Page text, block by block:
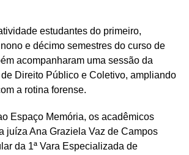
estudantes do primeiro,
e décimo semestres do curso de
acompanharam uma sessão da
Direito Público e Coletivo, ampliando
a rotina forense.
Espaço Memória, os acadêmicos
juíza Ana Graziela Vaz de Campos
da 1ª Vara Especializada de